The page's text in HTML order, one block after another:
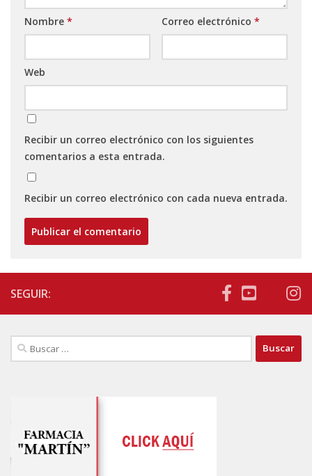
Nombre * Correo electrónico *
Web
Recibir un correo electrónico con los siguientes
comentarios a esta entrada.
Recibir un correo electrónico con cada nueva entrada.
SEGUIR:
Buscar: